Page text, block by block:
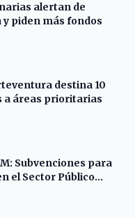
alertan de
piden más fondos
destina 10
a áreas prioritarias
Subvenciones para
el Sector Público